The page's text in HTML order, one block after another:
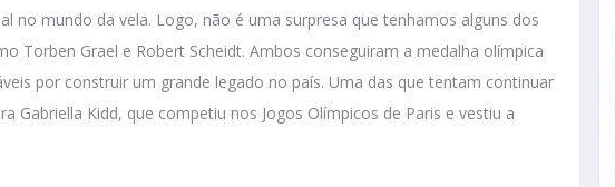
no mundo da vela. Logo, não é uma surpresa que tenhamos alguns dos
Torben Grael e Robert Scheidt. Ambos conseguiram a medalha olímpica
por construir um grande legado no país. Uma das que tentam continuar
Gabriella Kidd, que competiu nos Jogos Olímpicos de Paris e vestiu a